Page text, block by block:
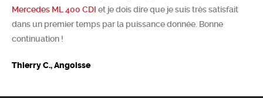
Mercedes ML 400 CDI et je dois dire que je suis très satisfait
dans un premier temps par la puissance donnée. Bonne
continuation !
Thierry C., Angoisse